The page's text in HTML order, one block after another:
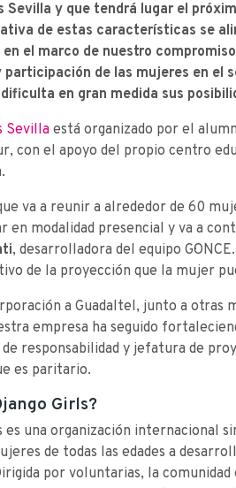
Sevilla y que tendrá lugar el
de estas características se
el marco de nuestro
participación de las mujeres en el
en gran medida sus
Sevillaestá organizado por el
con el apoyo del propio centro
va a reunir a alrededor de 60
en modalidad presencial y va a
, desarrolladora del equipo
de la proyección que la mujer
a Guadaltel, junto a otras
empresa ha seguido
responsabilidad y jefatura de
es paritario.
Girls?
es una organización internacional
de todas las edades a
por voluntarias, la